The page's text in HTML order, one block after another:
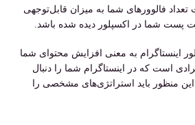
تعداد فالوورهای شما به میزان قابل‌توجهی
پست شما در اکسپلور دیده شده باشد.
اینستاگرام به معنی افزایش محتوای شما
است که در اینستاگرام شما را دنبال
منظور باید استراتژی‌های مشخصی را